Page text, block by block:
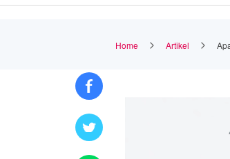
Home Artikel